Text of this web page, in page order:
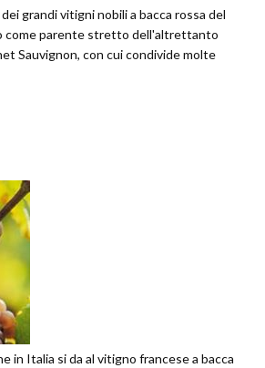
grandi vitigni nobili a bacca rossa del
come parente stretto dell'altrettanto
Sauvignon, con cui condivide molte
in Italia si da al vitigno francese a bacca